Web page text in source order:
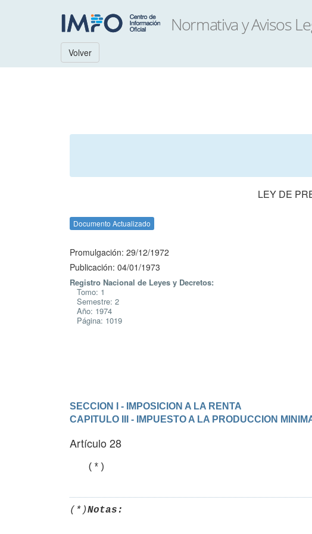
Volver
LEY DE
Documento Actualizado
Promulgación: 29/12/1972
Publicación: 04/01/1973
Registro Nacional de Leyes y Decretos:
Tomo: 1
Semestre: 2
Año: 1974
Página: 1019
SECCION I - IMPOSICION A LA RENTA
CAPITULO III - IMPUESTO A LA PRODUCCION
Artículo 28
   (*)
(*)Notas: